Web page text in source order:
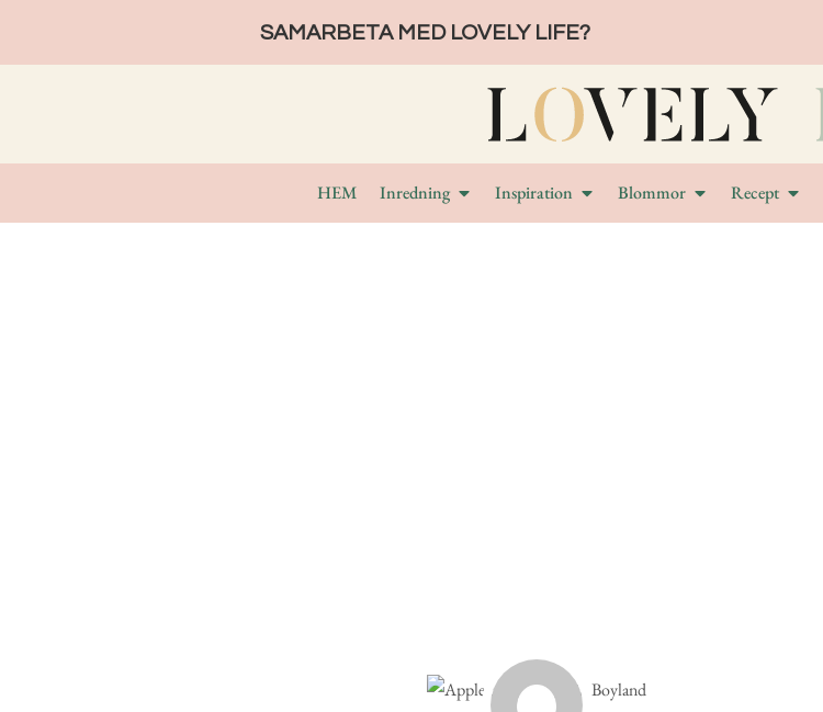
SAMARBETA MED LOVELY LIFE?
HEM Inredning Inspiration Blommor Recept